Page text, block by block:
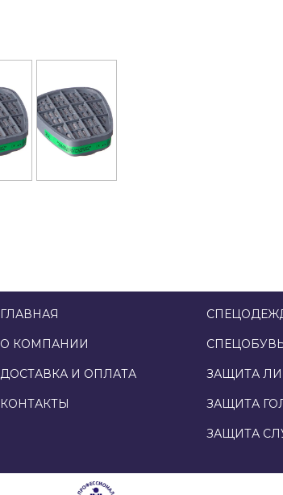
ГЛАВНАЯ
О КОМПАНИИ
ДОСТАВКА И ОПЛАТА
КОНТАКТЫ
ЗАЩИТА
ЗАЩИТА
ЗАЩИТА